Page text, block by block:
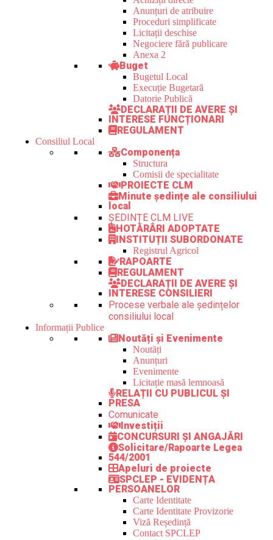
Anunțuri de atribuire
Proceduri simplificate
Licitații deschise
Negociere fără publicare
Anexa 2
Buget
Bugetul Local
Execuție Bugetară
Datorie Publică
DECLARAȚII DE AVERE ȘI
INTERESE FUNCȚIONARI
REGULAMENT
Consiliul Local
Componența
Structura
Comisii de specialitate
PROIECTE CLM
Minute ședințe ale consiliului
local
ȘEDINȚE CLM LIVE
HOTĂRÂRI ADOPTATE
INSTITUȚII SUBORDONATE
Registrul Agricol
RAPOARTE
REGULAMENT
DECLARAȚII DE AVERE ȘI
INTERESE CONSILIERI
Procese verbale ale ședințelor
consiliului local
Informații Publice
Noutăți și Evenimente
Noutăți
Anunțuri
Evenimente
Licitație masă lemnoasă
RELAȚII CU PUBLICUL ȘI
PRESA
Comunicate
Investiții
CONCURSURI ȘI ANGAJĂRI
Solicitare/Rapoarte Legea
544/2001
Apeluri de proiecte
SPCLEP - EVIDENȚA
PERSOANELOR
Carte Identitate
Carte Identitate Provizorie
Viză Reședință
Contact SPCLEP